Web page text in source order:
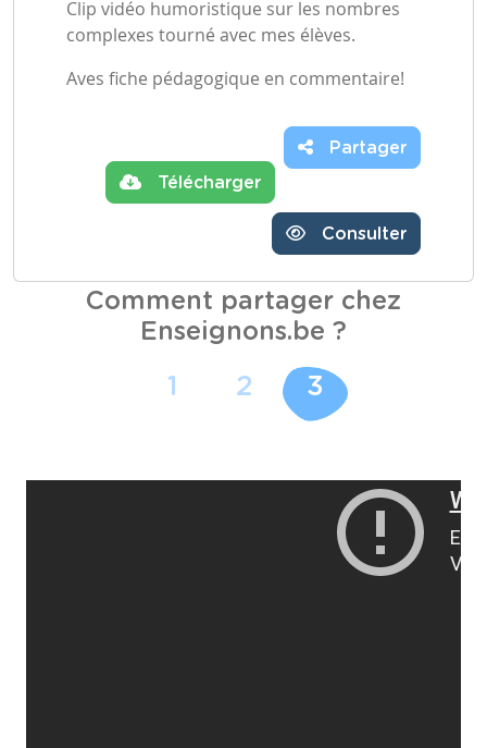
Clip vidéo humoristique sur les nombres
complexes tourné avec mes élèves.
Aves fiche pédagogique en commentaire!
Télécharger
Partager
Consulter
Comment partager chez
Enseignons.be ?
1 2 3